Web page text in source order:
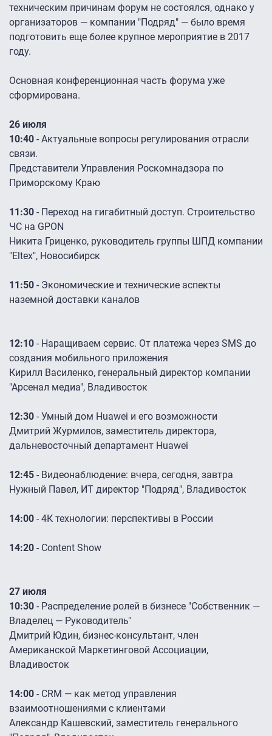
техническим причинам форум не состоялся, однако у
организаторов — компании "Подряд" — было время
подготовить еще более крупное мероприятие в 2017
году.
Основная конференционная часть форума уже
сформирована.
26 июля
10:40 - Актуальные вопросы регулирования отрасли
связи.
Представители Управления Роскомнадзора по
Приморскому Краю
11:30 - Переход на гигабитный доступ. Строительство
ЧС на GPON
Никита Гриценко, руководитель группы ШПД компании
"Eltex", Новосибирск
11:50 - Экономические и технические аспекты
наземной доставки каналов
12:10 - Наращиваем сервис. От платежа через SMS до
создания мобильного приложения
Кирилл Василенко, генеральный директор компании
"Арсенал медиа", Владивосток
12:30 - Умный дом Huawei и его возможности
Дмитрий Журмилов, заместитель директора,
дальневосточный департамент Huawei
12:45 - Видеонаблюдение: вчера, сегодня, завтра
Нужный Павел, ИТ директор "Подряд", Владивосток
14:00 - 4К технологии: перспективы в России
14:20 - Content Show
27 июля
10:30 - Распределение ролей в бизнесе "Собственник —
Владелец — Руководитель"
Дмитрий Юдин, бизнес-консультант, член
Американской Маркетинговой Ассоциации,
Владивосток
14:00 - CRM — как метод управления
взаимоотношениями с клиентами
Александр Кашевский, заместитель генерального